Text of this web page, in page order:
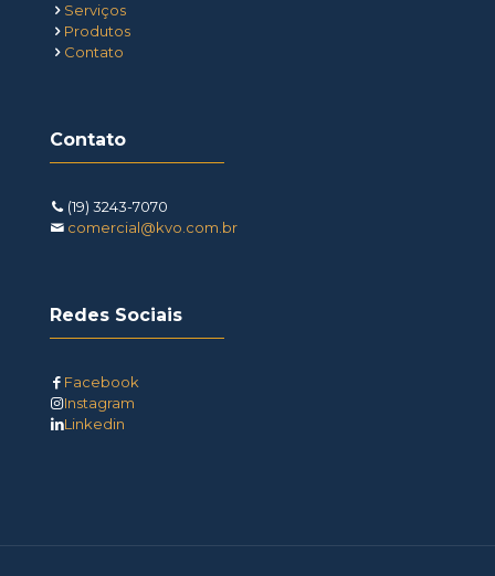
Serviços
Produtos
Contato
Contato
(19) 3243-7070
comercial@kvo.com.br
Redes Sociais
Facebook
Instagram
Linkedin